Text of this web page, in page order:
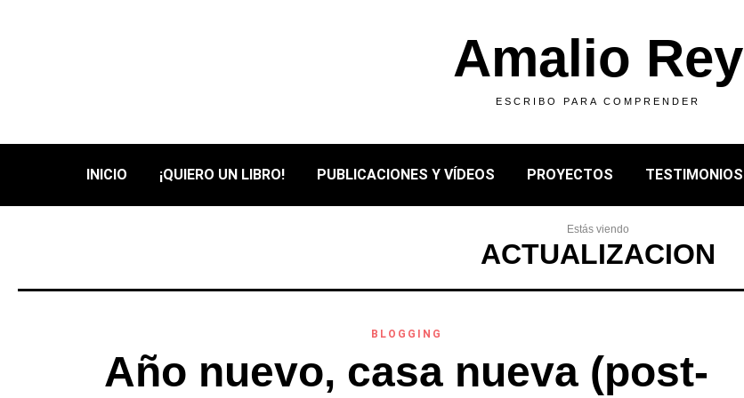
Amalio Rey
ESCRIBO PARA COMPRENDER
INICIO ¡QUIERO UN LIBRO! PUBLICACIONES Y VÍDEOS PROYECTOS TESTIMONIOS
Estás viendo
ACTUALIZACION
BLOGGING
Año nuevo, casa nueva (post-